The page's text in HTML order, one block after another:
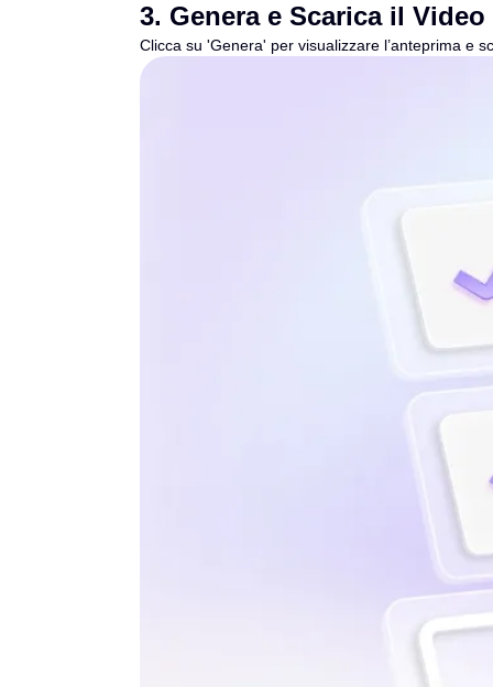
3. Genera e Scarica il Video
Clicca su 'Genera' per visualizzare l’anteprima e